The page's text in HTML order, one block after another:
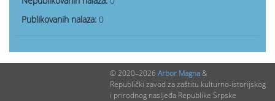
Publikovanih nalaza: 0
© 2020–2026 Arbor Magna&
Republički zavod za zaštitu kulturno-istorijskog
i prirodnog nasljeđa Republike Srpske